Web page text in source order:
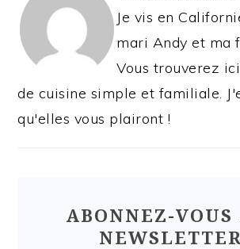
Je vis en
mari Andy et ma
Vous trouverez
de cuisine simple et familiale.
qu'elles vous plairont !
ABONNEZ-